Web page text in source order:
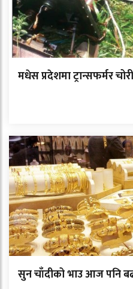
मधेस प्रदेशमा ट्रान्सफर्मर
सुन चाँदीको भाउ आज पनि